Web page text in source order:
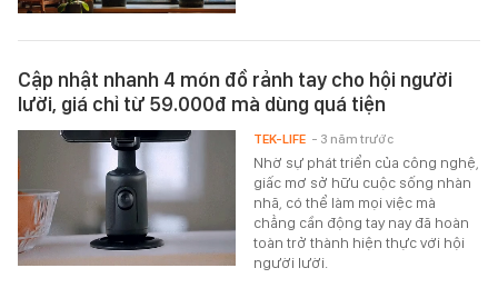
Cập nhật nhanh 4 món đồ rảnh tay cho hội người
lười, giá chỉ từ 59.000đ mà dùng quá tiện
Nhờ sự phát triển của công nghệ,
giấc mơ sở hữu cuộc sống nhàn
nhã, có thể làm mọi việc mà
chẳng cần động tay nay đã hoàn
toàn trở thành hiện thực với hội
người lười.
TEK-LIFE - 3 năm trước